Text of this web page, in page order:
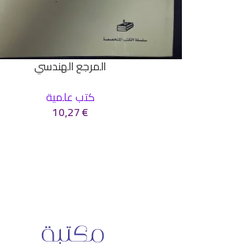
المرجع الهندسي
كتب علمية
10,27€